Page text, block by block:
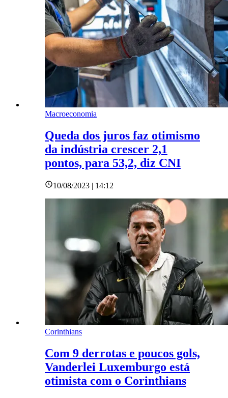
Macroeconomia
Queda dos juros faz otimismo
da indústria crescer 2,1
pontos, para 53,2, diz CNI
10/08/2023 | 14:12
Corinthians
Com 9 derrotas e poucos gols,
Vanderlei Luxemburgo está
otimista com o Corinthians